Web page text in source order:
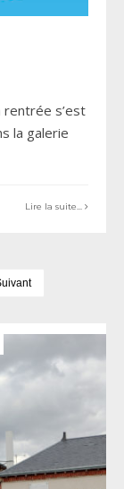
rentrée s’est
la galerie
Lire la suite...